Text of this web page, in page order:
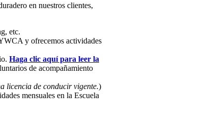
en nuestros clientes,
etc.
y ofrecemos actividades
Haga clic aquí para leer la
de acompañamiento
licencia de conducir vigente.)
mensuales en la Escuela